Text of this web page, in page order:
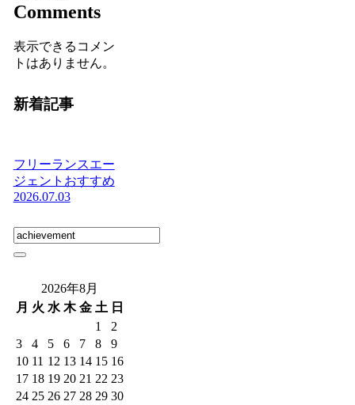
Comments
表示できるコメン
トはありません。
新着記事
フリーランスエー
ジェントおすすめ
2026.07.03
2026年8月
月 火 水 木 金 土 日
1
2
3
4 5 6 7 8
9
10 11 12 13 14 15 16
17 18 19 20 21 22 23
24 25 26 27 28 29 30